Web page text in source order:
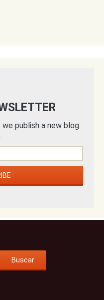
publish a new blog
Buscar